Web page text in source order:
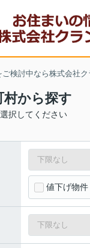
検討中なら株式会社ク
村から探す
択してください
値下げ物件